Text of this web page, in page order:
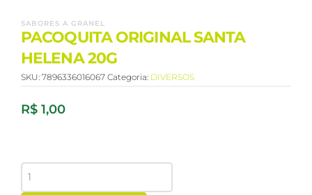
SABORES A GRANEL
PACOQUITA ORIGINAL SANTA
HELENA 20G
SKU: 7896336016067 Categoria: DIVERSOS
R$ 1,00
ORIGINAL
SANTA